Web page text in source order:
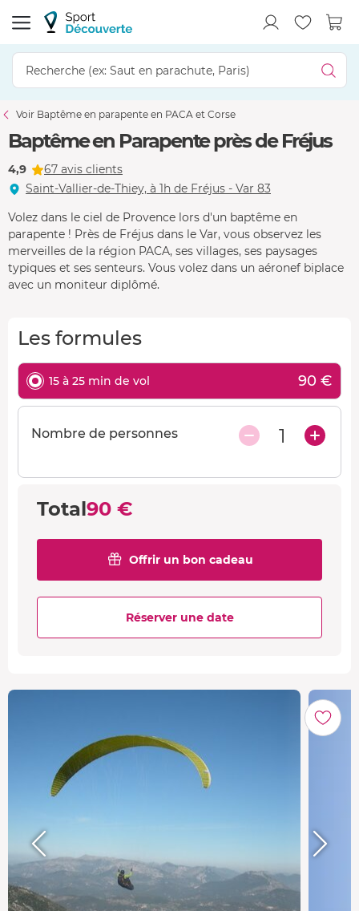
Voir Baptême en parapente en PACA et Corse
Baptême en Parapente près de Fréjus
4,9
67 avis clients
Saint-Vallier-de-Thiey, à 1h de Fréjus - Var 83
Volez dans le ciel de Provence lors d'un baptême en
parapente ! Près de Fréjus dans le Var, vous observez les
merveilles de la région PACA, ses villages, ses paysages
typiques et ses senteurs. Vous volez dans un aéronef biplace
avec un moniteur diplômé.
Les formules
15 à 25 min de vol 90 €
Nombre de personnes 1
Total90 €
Offrir un bon cadeau
Réserver une date